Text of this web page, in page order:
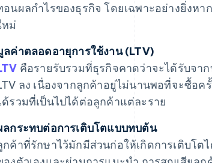
อนผลกําไรของธุรกิจ โดยเฉพาะอย่างยิ่งห
หม่
ลค่าตลอดอายุการใช้งาน (LTV)
คือรายรับรวมที่ธุรกิจคาดว่าจะได้รับจา
ลง เนื่องจากลูกค้าอยู่ไม่นานพอที่จะซื้อ
ด้รวมที่เป็นไปได้ต่อลูกค้าแต่ละราย
ลกระทบต่อการเติบโตแบบทบต้น
กค้าที่รักษาไว้มักมีส่วนก่อให้เกิดการเติบโต